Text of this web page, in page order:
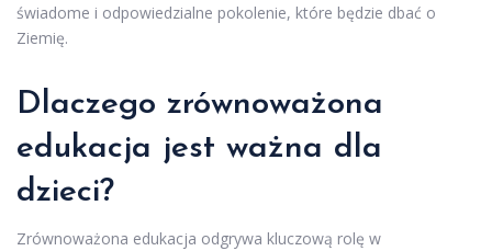
świadome i odpowiedzialne pokolenie, które będzie dbać o
Ziemię.
Dlaczego zrównoważona
edukacja jest ważna dla
dzieci?
Zrównoważona edukacja odgrywa kluczową rolę w